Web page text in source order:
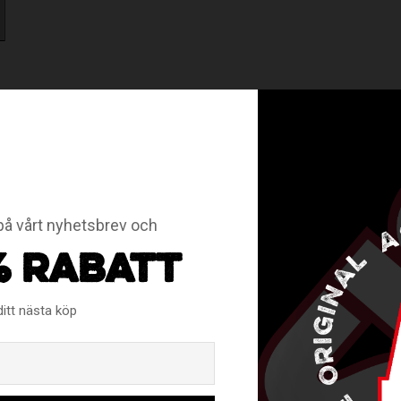
RELATERADE PRODUKTER
vårt nyhetsbrev och
RABATT
nästa köp